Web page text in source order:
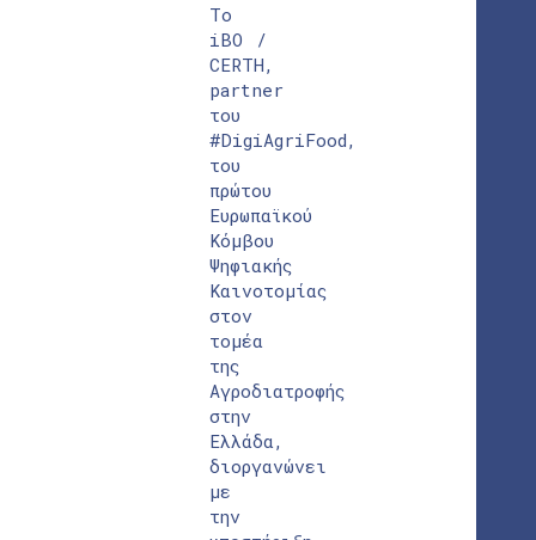
Το
iBO /
CERTH,
partner
του
#DigiAgriFood,
του
πρώτου
Ευρωπαϊκού
Κόμβου
Ψηφιακής
Καινοτομίας
στον
τομέα
της
Αγροδιατροφής
στην
Ελλάδα,
διοργανώνει
με
την